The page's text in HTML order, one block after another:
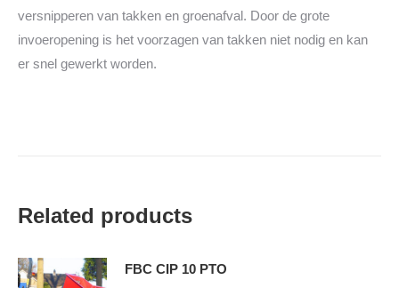
versnipperen van takken en groenafval. Door de grote
invoeropening is het voorzagen van takken niet nodig en kan
er snel gewerkt worden.
Related products
FBC CIP 10 PTO